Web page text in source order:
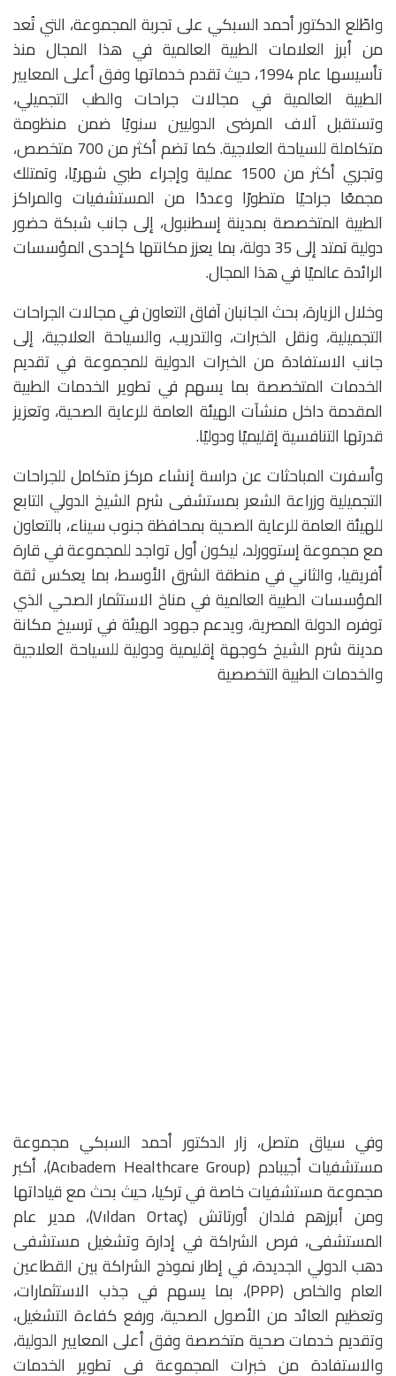
واطّلع الدكتور أحمد السبكي على تجربة المجموعة، التي تُعد
من أبرز العلامات الطبية العالمية في هذا المجال منذ
تأسيسها عام 1994، حيث تقدم خدماتها وفق أعلى المعايير
الطبية العالمية في مجالات جراحات والطب التجميلي،
وتستقبل آلاف المرضى الدوليين سنويًا ضمن منظومة
متكاملة للسياحة العلاجية. كما تضم أكثر من 700 متخصص،
وتجري أكثر من 1500 عملية وإجراء طبي شهريًا، وتمتلك
مجمعًا جراحيًا متطورًا وعددًا من المستشفيات والمراكز
الطبية المتخصصة بمدينة إسطنبول، إلى جانب شبكة حضور
دولية تمتد إلى 35 دولة، بما يعزز مكانتها كإحدى المؤسسات
الرائدة عالميًا في هذا المجال.
وخلال الزيارة، بحث الجانبان آفاق التعاون في مجالات الجراحات
التجميلية، ونقل الخبرات، والتدريب، والسياحة العلاجية، إلى
جانب الاستفادة من الخبرات الدولية للمجموعة في تقديم
الخدمات المتخصصة بما يسهم في تطوير الخدمات الطبية
المقدمة داخل منشآت الهيئة العامة للرعاية الصحية، وتعزيز
قدرتها التنافسية إقليميًا ودوليًا.
وأسفرت المباحثات عن دراسة إنشاء مركز متكامل للجراحات
التجميلية وزراعة الشعر بمستشفى شرم الشيخ الدولي التابع
للهيئة العامة للرعاية الصحية بمحافظة جنوب سيناء، بالتعاون
مع مجموعة إستوورلد، ليكون أول تواجد للمجموعة في قارة
أفريقيا، والثاني في منطقة الشرق الأوسط، بما يعكس ثقة
المؤسسات الطبية العالمية في مناخ الاستثمار الصحي الذي
توفره الدولة المصرية، ويدعم جهود الهيئة في ترسيخ مكانة
مدينة شرم الشيخ كوجهة إقليمية ودولية للسياحة العلاجية
والخدمات الطبية التخصصية
وفي سياق متصل، زار الدكتور أحمد السبكي مجموعة
مستشفيات أجيبادم (Acıbadem Healthcare Group)، أكبر
مجموعة مستشفيات خاصة في تركيا، حيث بحث مع قياداتها
ومن أبرزهم فلدان أورتاتش (Vıldan Ortaç)، مدير عام
المستشفى، فرص الشراكة في إدارة وتشغيل مستشفى
دهب الدولي الجديدة، في إطار نموذج الشراكة بين القطاعين
العام والخاص (PPP)، بما يسهم في جذب الاستثمارات،
وتعظيم العائد من الأصول الصحية، ورفع كفاءة التشغيل،
وتقديم خدمات صحية متخصصة وفق أعلى المعايير الدولية،
والاستفادة من خبرات المجموعة في تطوير الخدمات